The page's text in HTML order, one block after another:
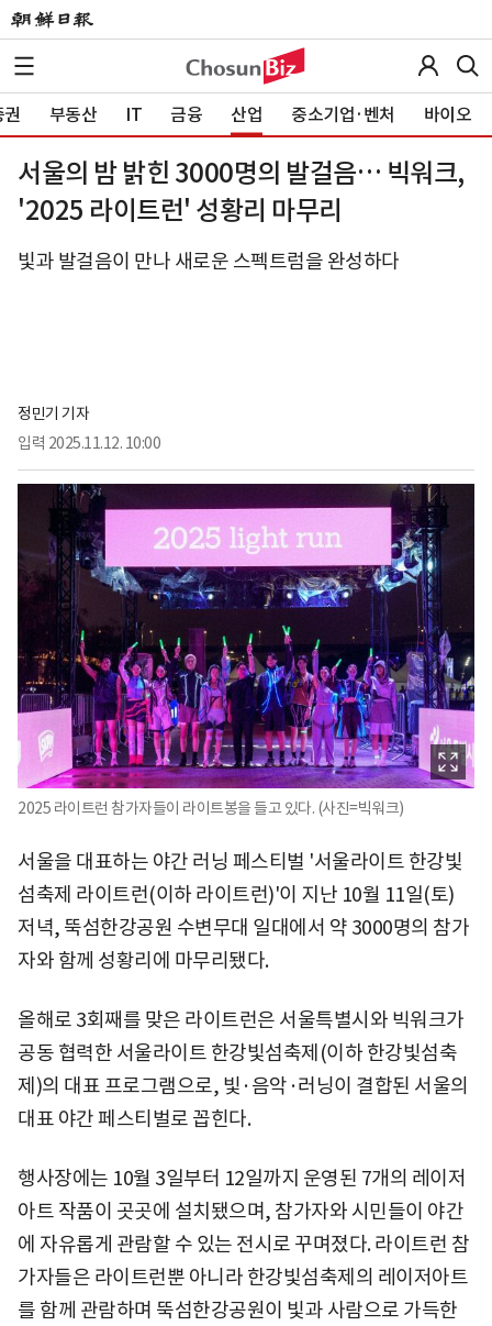
부동산 IT 금융 산업 중소기업·벤처 바이오
서울의 밤 밝힌 3000명의 발걸음… 빅워크,
'2025 라이트런' 성황리 마무리
빛과 발걸음이 만나 새로운 스펙트럼을 완성하다
정민기 기자
입력 2025.11.12. 10:00
2025 라이트런 참가자들이 라이트봉을 들고 있다. (사진=빅워크)
서울을 대표하는 야간 러닝 페스티벌 '서울라이트 한강빛
섬축제 라이트런(이하 라이트런)'이 지난 10월 11일(토)
저녁, 뚝섬한강공원 수변무대 일대에서 약 3000명의 참가
자와 함께 성황리에 마무리됐다.
올해로 3회째를 맞은 라이트런은 서울특별시와 빅워크가
공동 협력한 서울라이트 한강빛섬축제(이하 한강빛섬축
제)의 대표 프로그램으로, 빛·음악·러닝이 결합된 서울의
대표 야간 페스티벌로 꼽힌다.
행사장에는 10월 3일부터 12일까지 운영된 7개의 레이저
아트 작품이 곳곳에 설치됐으며, 참가자와 시민들이 야간
에 자유롭게 관람할 수 있는 전시로 꾸며졌다. 라이트런 참
가자들은 라이트런뿐 아니라 한강빛섬축제의 레이저아트
를 함께 관람하며 뚝섬한강공원이 빛과 사람으로 가득한